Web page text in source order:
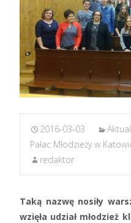
2016-03-03
Pałac Młodzieży w
redaktor
Taką nazwę nosiły
wzięła udział młodzież